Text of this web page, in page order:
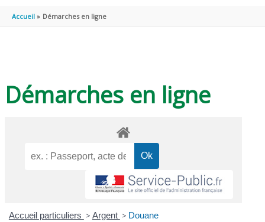
Accueil Démarches en ligne
Démarches en ligne
Accueil particuliers > Argent > Douane